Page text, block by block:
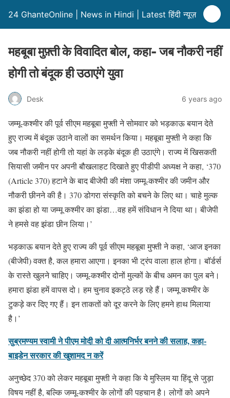
24 GhanteOnline | News in Hindi | Latest हिंदी न्यूज़
महबूबा मुफ़्ती के विवादित बोल, कहा- जब नौकरी नहीं
होगी तो बंदूक ही उठाएंगे युवा
Desk 6 years ago
जम्मू-कश्मीर की पूर्व सीएम महबूबा मुफ्ती ने सोमवार को भड़काऊ बयान देते
हुए राज्य में बंदूक उठाने वालों का समर्थन किया। महबूबा मुफ्ती ने कहा कि
जब नौकरी नहीं होगी तो यहां के लड़के बंदूक ही उठाएंगे। राज्य में खिसकती
सियासी जमीन पर अपनी बौखलाहट दिखाते हुए पीडीपी अध्यक्ष ने कहा, ‘370
(Article 370) हटाने के बाद बीजेपी की मंशा जम्मू-कश्मीर की जमीन और
नौकरी छीनने की है। 370 डोगरा संस्कृति को बचने के लिए था। चाहे मुल्क
का झंडा हो या जम्मू कश्मीर का झंडा…वह हमें संविधान ने दिया था। बीजेपी
ने हमसे वह झंडा छीन लिया।’
भड़काऊ बयान देते हुए राज्य की पूर्व सीएम महबूबा मुफ्ती ने कहा, ‘आज इनका
(बीजेपी) वक्त है, कल हमारा आएगा। इनका भी ट्रंप वाला हाल होगा। बॉर्डर्स
के रास्ते खुलने चाहिए। जम्मू-कश्मीर दोनों मुल्कों के बीच अमन का पुल बने।
हमारा झंडा हमें वापस दो। हम चुनाव इकट्ठे लड़ रहे हैं। जम्मू कश्मीर के
टुकड़े कर दिए गए हैं। इन ताकतों को दूर करने के लिए हमने हाथ मिलाया
है।’
सुब्रमण्यम स्वामी ने पीएम मोदी को दी आत्मनिर्भर बनने की सलाह, कहा-
बाइडेन सरकार की खुशामद न करें
अनुच्छेद 370 को लेकर महबूबा मुफ्ती ने कहा कि ये मुस्लिम या हिंदू से जुड़ा
विषय नहीं है, बल्कि जम्मू-कश्मीर के लोगों की पहचान है। लोगों को अपने